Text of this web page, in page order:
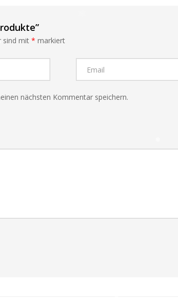
sind mit * markiert
nächsten Kommentar speichern.
❅
❅